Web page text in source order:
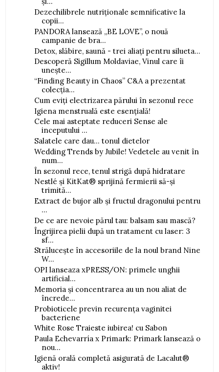
Dezechilibrele nutriționale semnificative la
copii...
PANDORA lansează „BE LOVE”, o nouă
campanie de bra...
Detox, slăbire, saună - trei aliați pentru silueta...
Descoperă Sigillum Moldaviae, Vinul care îi
unește...
“Finding Beauty in Chaos” C&A a prezentat
colecția...
Cum eviți electrizarea părului în sezonul rece
Igiena menstruală este esențială!
Cele mai asteptate reduceri Sense ale
inceputului ...
Salatele care dau... tonul dietelor
Wedding Trends by Jubile! Vedetele au venit în
num...
În sezonul rece, tenul strigă după hidratare
Nestlé și KitKat® sprijină fermierii să-și
trimită...
Extract de bujor alb și fructul dragonului pentru
...
De ce are nevoie părul tau: balsam sau mască?
Îngrijirea pielii după un tratament cu laser: 3
sf...
Strălucește în accesoriile de la noul brand Nine
W...
OPI lanseaza xPRESS/ON: primele unghii
artificial...
Memoria și concentrarea au un nou aliat de
încrede...
Probioticele previn recurența vaginitei
bacteriene
White Rose Traieste iubirea! cu Sabon
Paula Echevarría x Primark: Primark lansează o
nou...
Igienă orală completă asigurată de Lacalut®
aktiv!